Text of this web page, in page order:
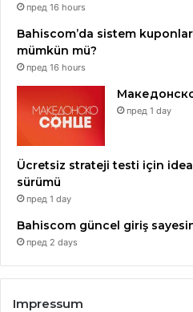
пред 16 hours
Bahiscom’da sistem
mümkün mü?
пред 16 hours
пред 1 day
Ücretsiz strateji testi için
sürümü
пред 1 day
Bahiscom güncel giriş
пред 2 days
Impressum